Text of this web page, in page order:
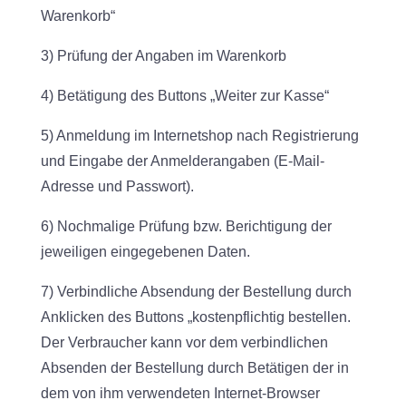
Warenkorb“
3) Prüfung der Angaben im Warenkorb
4) Betätigung des Buttons „Weiter zur Kasse“
5) Anmeldung im Internetshop nach Registrierung
und Eingabe der Anmelderangaben (E-Mail-
Adresse und Passwort).
6) Nochmalige Prüfung bzw. Berichtigung der
jeweiligen eingegebenen Daten.
7) Verbindliche Absendung der Bestellung durch
Anklicken des Buttons „kostenpflichtig bestellen.
Der Verbraucher kann vor dem verbindlichen
Absenden der Bestellung durch Betätigen der in
dem von ihm verwendeten Internet-Browser